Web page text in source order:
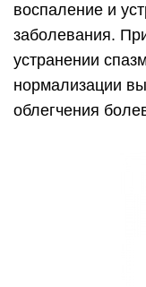
воспаление и
заболевания.
устранении
нормализации
облегчения